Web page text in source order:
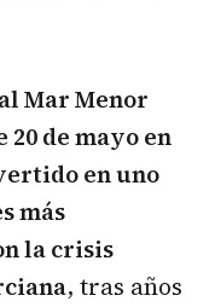
Mar Menor
20 de mayo en
en uno
más
la crisis
, tras años